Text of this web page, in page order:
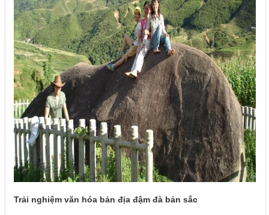
Trải nghiệm văn hóa bản địa đậm đà bản sắc